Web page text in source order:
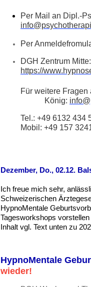
Per Mail an Dipl.-
Per
DGH Zentrum Mitte:
https://
Für weitere
König:
Tel.: +49 6132 434
Mobil: +49 157
Dezember, Do., 02.12.
Ich freue mich sehr,
Schweizerischen
HypnoMentale
Tagesworkshops
Inhalt vgl. Text unten zu
HypnoMentale
wieder!